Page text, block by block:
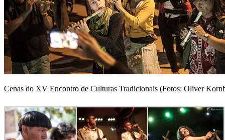
Cenas do XV Encontro de Culturas Tradicionais (Fotos: Oliver